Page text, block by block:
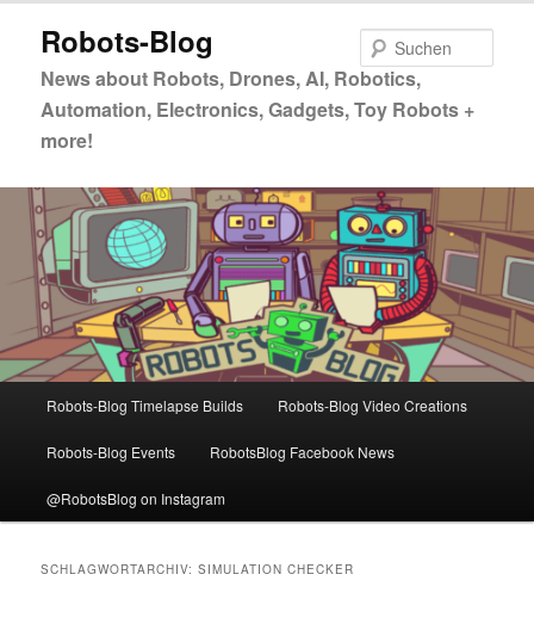
primären
springen
sekundären
springen
Robots-Blog
News about Robots, Drones, AI, Robotics,
Automation, Electronics, Gadgets, Toy Robots +
more!
Robots-Blog Timelapse Builds Robots-Blog Video Creations
Robots-Blog Events RobotsBlog Facebook News
@RobotsBlog on Instagram
SCHLAGWORTARCHIV:SIMULATION CHECKER